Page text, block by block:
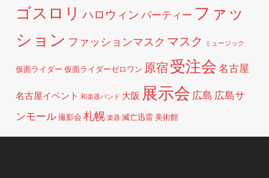
ゴスロリ ハロウィンパーティー ファッ
ション ファッションマスク マスク ミュージック
仮面ライダー 仮面ライダーゼロワン 原宿受注会名古屋
名古屋イベント 和楽器バンド 大阪 展示会 広島 広島サ
ンモール撮影会 札幌 楽器 滅亡迅雷美術館